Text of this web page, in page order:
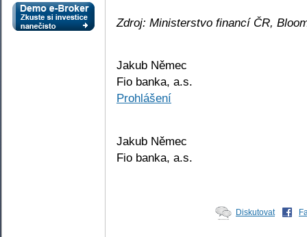
Zdroj: Ministerstvo financí ČR,
Jakub Němec
Fio banka, a.s.
Prohlášení
Jakub Němec
Fio banka, a.s.
Diskutovat